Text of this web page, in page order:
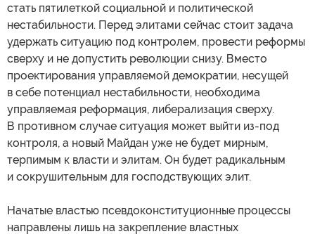
стать пятилеткой социальной и политической
нестабильности. Перед элитами сейчас стоит задача
удержать ситуацию под контролем, провести реформы
сверху и не допустить революции снизу. Вместо
проектирования управляемой демократии, несущей
в себе потенциал нестабильности, необходима
управляемая реформация, либерализация сверху.
В противном случае ситуация может выйти из-под
контроля, а новый Майдан уже не будет мирным,
терпимым к власти и элитам. Он будет радикальным
и сокрушительным для господствующих элит.
Начатые властью псевдоконституционные процессы
направлены лишь на закрепление властных